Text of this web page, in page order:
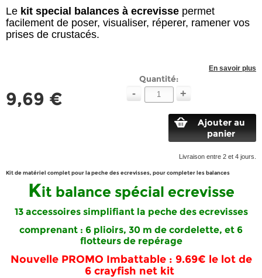
Le kit special balances à ecrevisse permet
facilement de poser, visualiser, réperer, ramener vos
prises de crustacés.
En savoir plus
9,69 €
Quantité:
- +
Ajouter au
panier
Livraison entre 2 et 4 jours.
Kit de matériel complet pour la peche des ecrevisses, pour completer les balances
Kit balance spécial ecrevisse
13 accessoiressimplifiant la peche des ecrevisses
comprenant : 6 plioirs, 30 m de cordelette, et 6
flotteurs de repérage
Nouvelle PROMO Imbattable : 9.69€ le lot de
6 crayfish net kit